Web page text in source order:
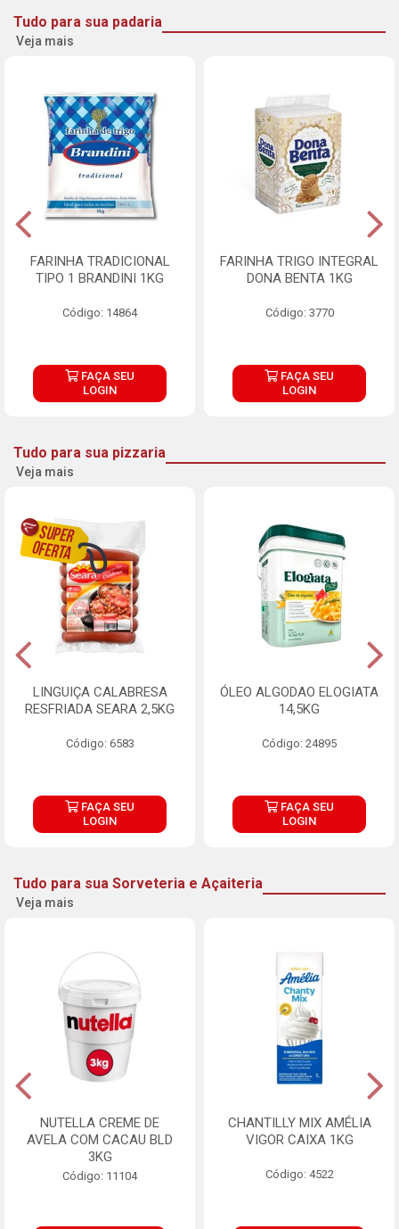
Tudo para sua padaria
Veja mais
FARINHA TRADICIONAL
TIPO 1 BRANDINI 1KG
Código: 14864
FAÇA SEU
LOGIN
FARINHA TRIGO INTEGRAL
DONA BENTA 1KG
Código: 3770
FAÇA SEU
LOGIN
Tudo para sua pizzaria
Veja mais
LINGUIÇA CALABRESA
RESFRIADA SEARA 2,5KG
Código: 6583
FAÇA SEU
LOGIN
ÓLEO ALGODAO ELOGIATA
14,5KG
Código: 24895
FAÇA SEU
LOGIN
Tudo para sua Sorveteria e Açaiteria
Veja mais
NUTELLA CREME DE
AVELA COM CACAU BLD
3KG
Código: 11104
CHANTILLY MIX AMÉLIA
VIGOR CAIXA 1KG
Código: 4522